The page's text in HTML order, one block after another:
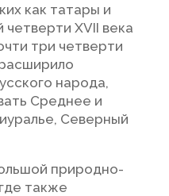
как татары и
XVII века
три четверти
народа,
Среднее и
Северный
природно-
также